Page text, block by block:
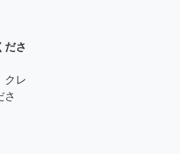
ださ
クレ
さ